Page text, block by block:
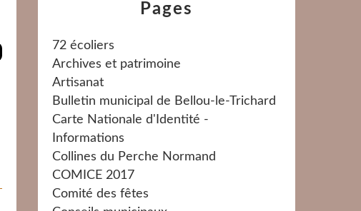
Pages
72 écoliers
Archives et patrimoine
Artisanat
Bulletin municipal de Bellou-le-Trichard
Carte Nationale d'Identité -
Informations
Collines du Perche Normand
COMICE 2017
Comité des fêtes